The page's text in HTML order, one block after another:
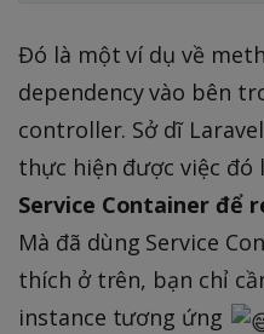
Đó là một ví dụ về
dependency vào bên
controller. Sở dĩ
thực hiện được việc đó
Service Container để
Mà đã dùng Service
thích ở trên, bạn chỉ
instance tương ứng